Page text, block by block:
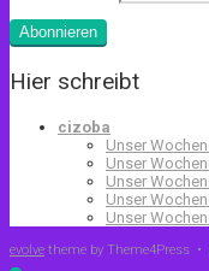
Abonnieren
Hier schreibt
cizoba
Unser
Unser
Unser
Unser
Unser
evolve theme by Theme4Press •